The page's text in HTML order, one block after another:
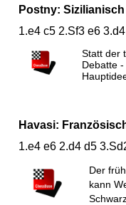
Postny:
1.e4 c5 2.Sf3 e6
Statt der
Debatte
Havasi:
1.e4 e6 2.d4 d5
Der
kann